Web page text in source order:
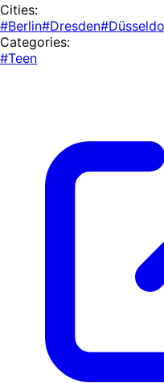
Cities:
#Berlin#Dresden
Categories:
#Teen